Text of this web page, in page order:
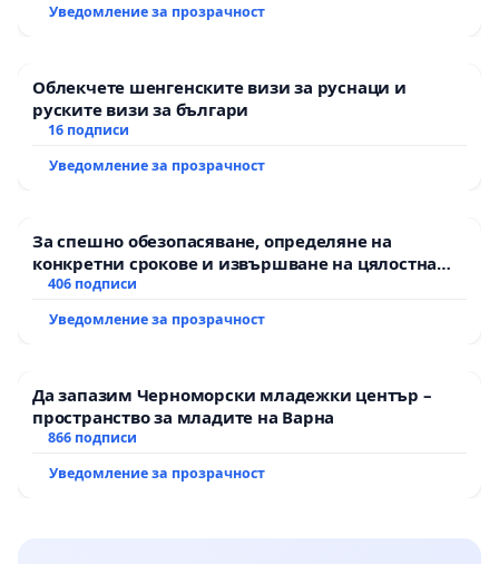
Уведомление за прозрачност
Облекчете шенгенските визи за руснаци и
руските визи за българи
16 подписи
Уведомление за прозрачност
За спешно обезопасяване, определяне на
конкретни срокове и извършване на цялостна
рехабилитация на републиканския път между
Мирово - к.к. Момин проход
406 подписи
Уведомление за прозрачност
Да запазим Черноморски младежки център –
пространство за младите на Варна
866 подписи
Уведомление за прозрачност